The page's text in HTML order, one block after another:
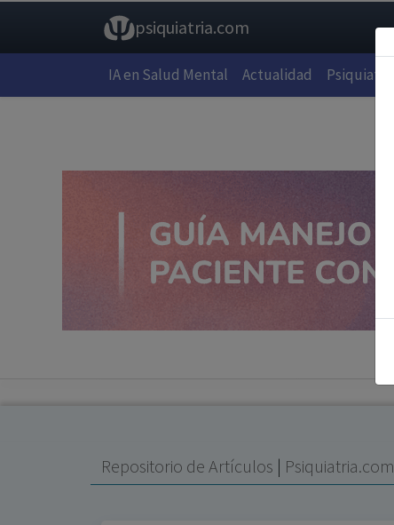
psiquiatria.com
IA en Salud Mental Actualidad Psiquiatría
Repositorio de Artículos | Psiquiatria.com